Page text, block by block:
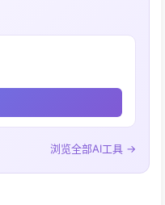
浏览全部AI工具 →